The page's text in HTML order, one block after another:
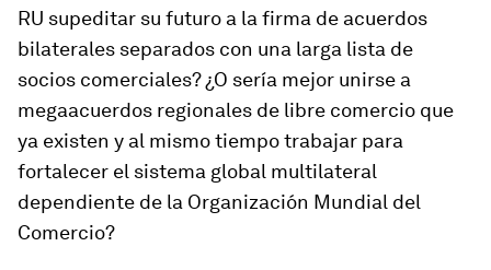
RU supeditar su futuro a la firma de acuerdos
bilaterales separados con una larga lista de
socios comerciales? ¿O sería mejor unirse a
megaacuerdos regionales de libre comercio que
ya existen y al mismo tiempo trabajar para
fortalecer el sistema global multilateral
dependiente de la Organización Mundial del
Comercio?